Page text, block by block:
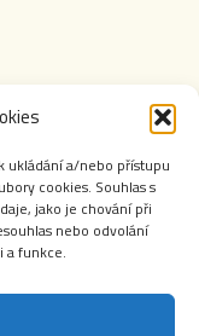
ukládání a/nebo přístupu
cookies. Souhlas s
jako je chování při
nebo odvolání
a funkce.